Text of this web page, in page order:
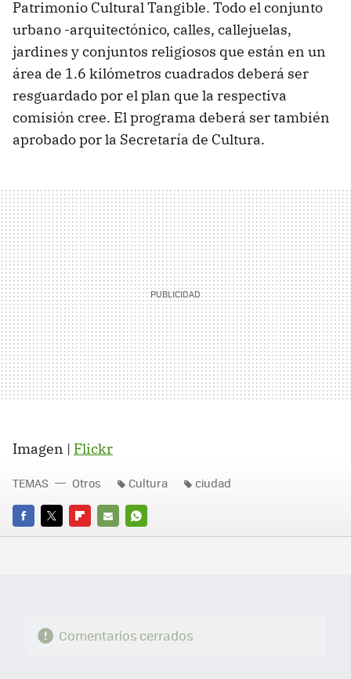
Patrimonio Cultural Tangible. Todo el conjunto
urbano -arquitectónico, calles, callejuelas,
jardines y conjuntos religiosos que están en un
área de 1.6 kilómetros cuadrados deberá ser
resguardado por el plan que la respectiva
comisión cree. El programa deberá ser también
aprobado por la Secretaría de Cultura.
Imagen | Flickr
FACEBOOK
TWITTERFLIPBOARD
E-
WHATSAPP
TEMAS Otros Cultura ciudad
Comentarios cerrados